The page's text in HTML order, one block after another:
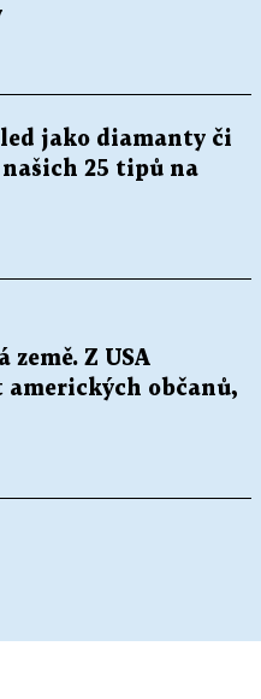
jako diamanty či
našich 25 tipů na
země. Z USA
občanů,